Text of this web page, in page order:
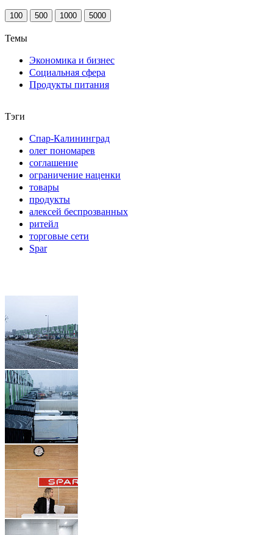
100 500 1000 5000
Темы
Экономика и бизнес
Социальная сфера
Продукты питания
Тэги
Спар-Калининград
олег пономарев
соглашение
ограничение наценки
товары
продукты
алексей беспрозванных
ритейл
торговые сети
Spar